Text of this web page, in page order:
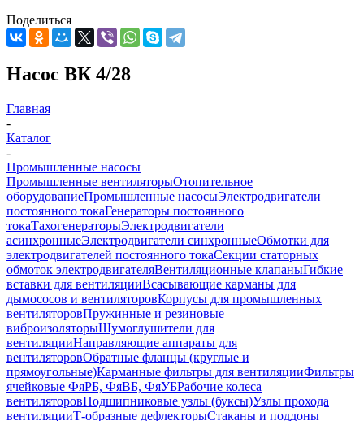
Поделиться
Насос ВК 4/28
Главная
-
Каталог
-
Промышленные насосы
Промышленные вентиляторыОтопительное
оборудованиеПромышленные насосыЭлектродвигатели
постоянного токаГенераторы постоянного
токаТахогенераторыЭлектродвигатели
асинхронныеЭлектродвигатели синхронныеОбмотки для
электродвигателей постоянного токаСекции статорных
обмоток электродвигателяВентиляционные клапаныГибкие
вставки для вентиляцииВсасывающие карманы для
дымососов и вентиляторовКорпусы для промышленных
вентиляторовПружинные и резиновые
виброизоляторыШумоглушители для
вентиляцииНаправляющие аппараты для
вентиляторовОбратные фланцы (круглые и
прямоугольные)Карманные фильтры для вентиляцииФильтры
ячейковые ФяРБ, ФяВБ, ФяУБРабочие колеса
вентиляторовПодшипниковые узлы (буксы)Узлы прохода
вентиляцииТ-образные дефлекторыСтаканы и поддоны